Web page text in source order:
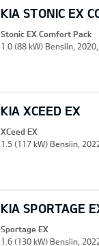
KIA STONIC EX
Stonic EX Comfort Pack
1.0 (88 kW) Bensiin,
KIA XCEED EX
XCeed EX
1.5 (117 kW) Bensiin,
KIA SPORTAGE
Sportage EX
1.6 (130 kW) Bensiin,